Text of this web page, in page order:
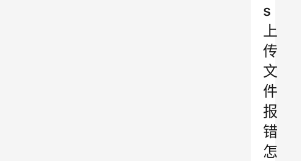
s
上
传
文
件
报
错
怎